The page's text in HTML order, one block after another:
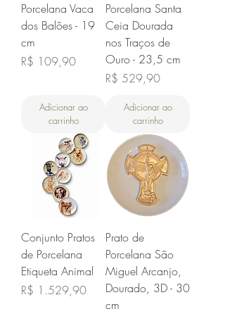
Porcelana Vaca
dos Balões - 19
cm
Preço
R$ 109,90
Adicionar ao
carrinho
Porcelana Santa
Ceia Dourada
nos Traços de
Ouro - 23,5 cm
Preço
R$ 529,90
Adicionar ao
carrinho
Conjunto Pratos
de Porcelana
Etiqueta Animal
Preço
R$ 1.529,90
Prato de
Porcelana São
Miguel Arcanjo,
Dourado, 3D - 30
cm